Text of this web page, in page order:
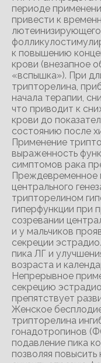
периоде
привести к
к повышению
крови (внезапное
«вспышка»). При
трипторелина,
начала терапии,
что приводит к
крови до
состоянию после
Применение
выраженность
симптомов рака
Преждевременное
центрального
трипторелином
гиперфункции при
созревании
и у мальчиков
секреции
пика ЛГ и
возраста и
Непрерывное
секрецию
препятствует
Женское
трипторелина
гонадотропинов
подавление пика
позволяя повысить